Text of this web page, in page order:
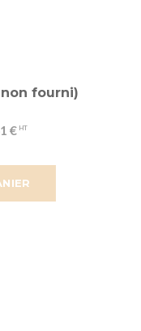
fourni)
€